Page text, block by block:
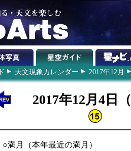
天文現象カレンダー 2017年12月
2017年12月4日
○満月（本年最近の満月）